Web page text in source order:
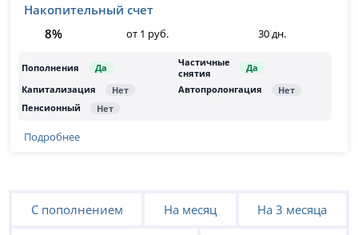
Накопительный счет
8%
от 1 руб. 30 дн.
Подробнее
С пополнением На месяц На 3 месяца